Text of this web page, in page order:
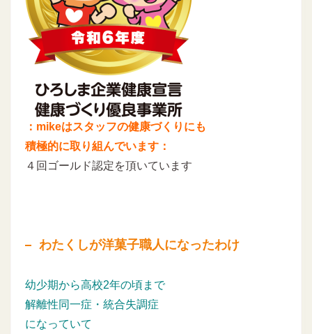
：mikeはスタッフの健康づくりにも
積極的に取り組んでいます：
４回ゴールド認定を頂いています
わたくしが洋菓子職人になったわけ
幼少期から高校2年の頃まで
解離性同一症・統合失調症
になっていて